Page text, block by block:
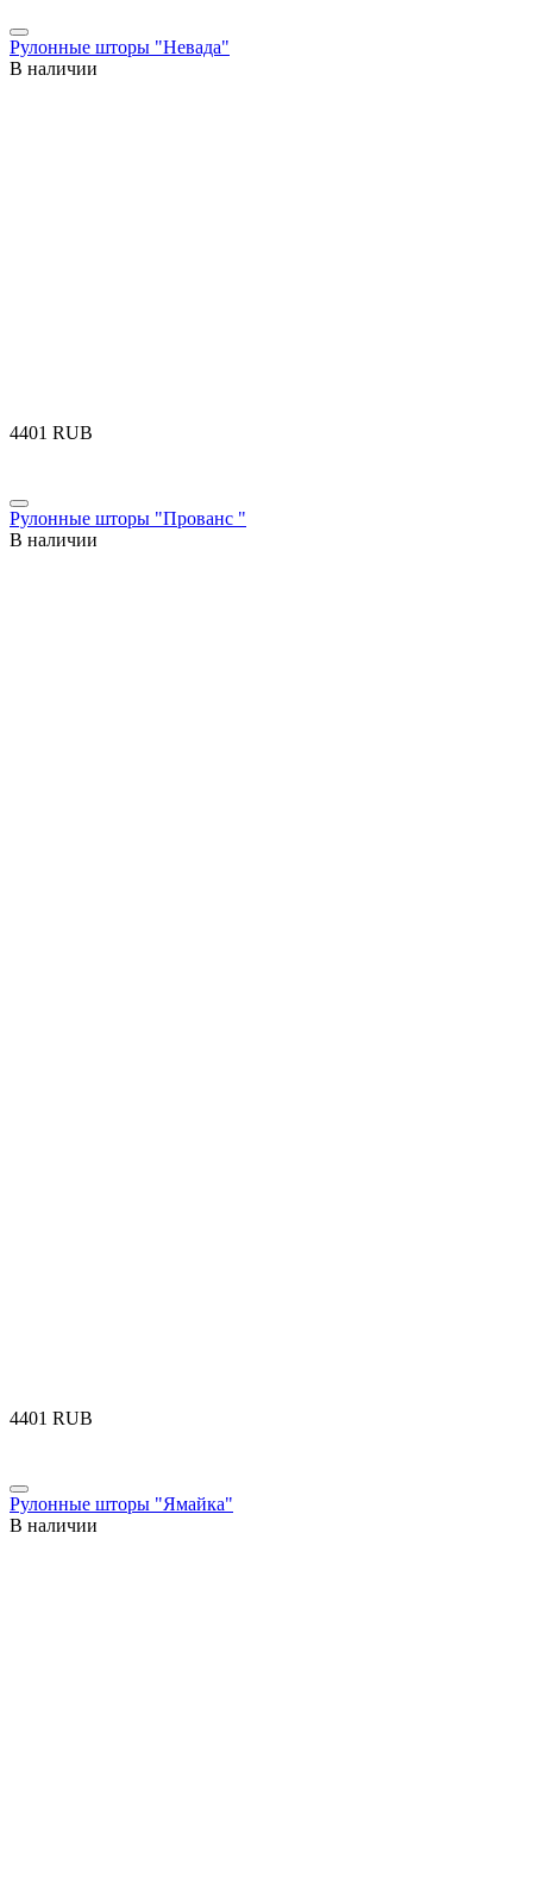
Рулонные шторы "Невада"
В наличии
‍4401‍ RUB
Рулонные шторы "Прованс "
В наличии
‍4401‍ RUB
Рулонные шторы "Ямайка"
В наличии